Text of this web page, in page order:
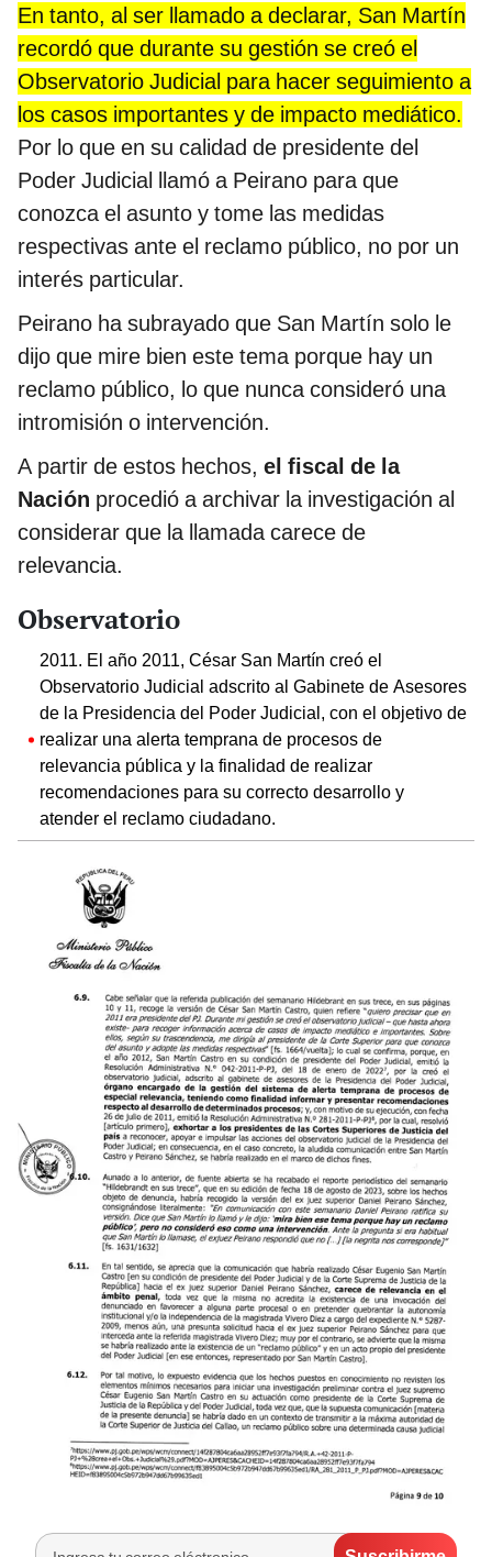
En tanto, al ser llamado a declarar, San Martín
recordó que durante su gestión se creó el
Observatorio Judicial para hacer seguimiento a
los casos importantes y de impacto mediático.
Por lo que en su calidad de presidente del
Poder Judicial llamó a Peirano para que
conozca el asunto y tome las medidas
respectivas ante el reclamo público, no por un
interés particular.
Peirano ha subrayado que San Martín solo le
dijo que mire bien este tema porque hay un
reclamo público, lo que nunca consideró una
intromisión o intervención.
A partir de estos hechos, el fiscal de la
Nación procedió a archivar la investigación al
considerar que la llamada carece de
relevancia.
Observatorio
2011. El año 2011, César San Martín creó el
Observatorio Judicial adscrito al Gabinete de Asesores
de la Presidencia del Poder Judicial, con el objetivo de
realizar una alerta temprana de procesos de
relevancia pública y la finalidad de realizar
recomendaciones para su correcto desarrollo y
atender el reclamo ciudadano.